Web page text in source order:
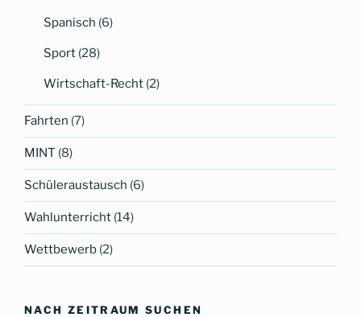
Spanisch (6)
Sport (28)
Wirtschaft-Recht (2)
Fahrten (7)
MINT (8)
Schüleraustausch (6)
Wahlunterricht (14)
Wettbewerb (2)
NACH ZEITRAUM SUCHEN